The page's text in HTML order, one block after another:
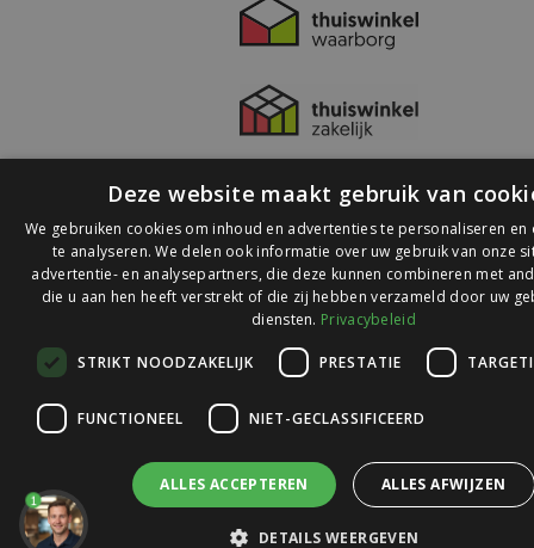
© 2026 Ledlichtdiscounter.nl
op
Webwinkelkeur
1
Deze website maakt gebruik van
We gebruiken cookies om inhoud en advertenties te personaliseren en
te analyseren. We delen ook informatie over uw gebruik van onze
advertentie- en analysepartners, die deze kunnen combineren met
die u aan hen heeft verstrekt of die zij hebben verzameld door uw
diensten. Privacybeleid
STRIKT NOODZAKELIJK PRESTATIE
FUNCTIONEEL NIET-GECLASSIFICEERD
ALLES ACCEPTEREN ALLES AFWIJZEN
DETAILS WEERGEVEN